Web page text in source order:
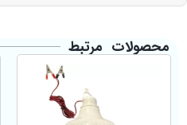
محصولات مرتبط